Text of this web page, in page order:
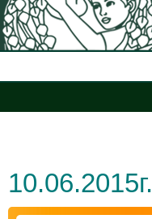
10.06.2015г.